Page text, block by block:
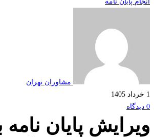
مشاوران تهران
پایان نامه